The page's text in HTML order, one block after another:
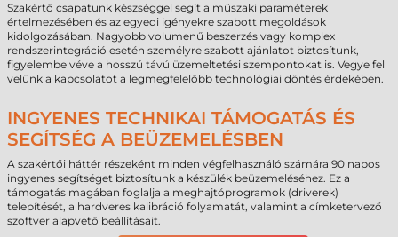
Szakértő csapatunk készséggel segít a műszaki paraméterek
értelmezésében és az egyedi igényekre szabott megoldások
kidolgozásában. Nagyobb volumenű beszerzés vagy komplex
rendszerintegráció esetén személyre szabott ajánlatot biztosítunk,
figyelembe véve a hosszú távú üzemeltetési szempontokat is. Vegye fel
velünk a kapcsolatot a legmegfelelőbb technológiai döntés érdekében.
INGYENES TECHNIKAI TÁMOGATÁS ÉS
SEGÍTSÉG A BEÜZEMELÉSBEN
A szakértői háttér részeként minden végfelhasználó számára 90 napos
ingyenes segítséget biztosítunk a készülék beüzemeléséhez. Ez a
támogatás magában foglalja a meghajtóprogramok (driverek)
telepítését, a hardveres kalibráció folyamatát, valamint a címketervező
szoftver alapvető beállításait.